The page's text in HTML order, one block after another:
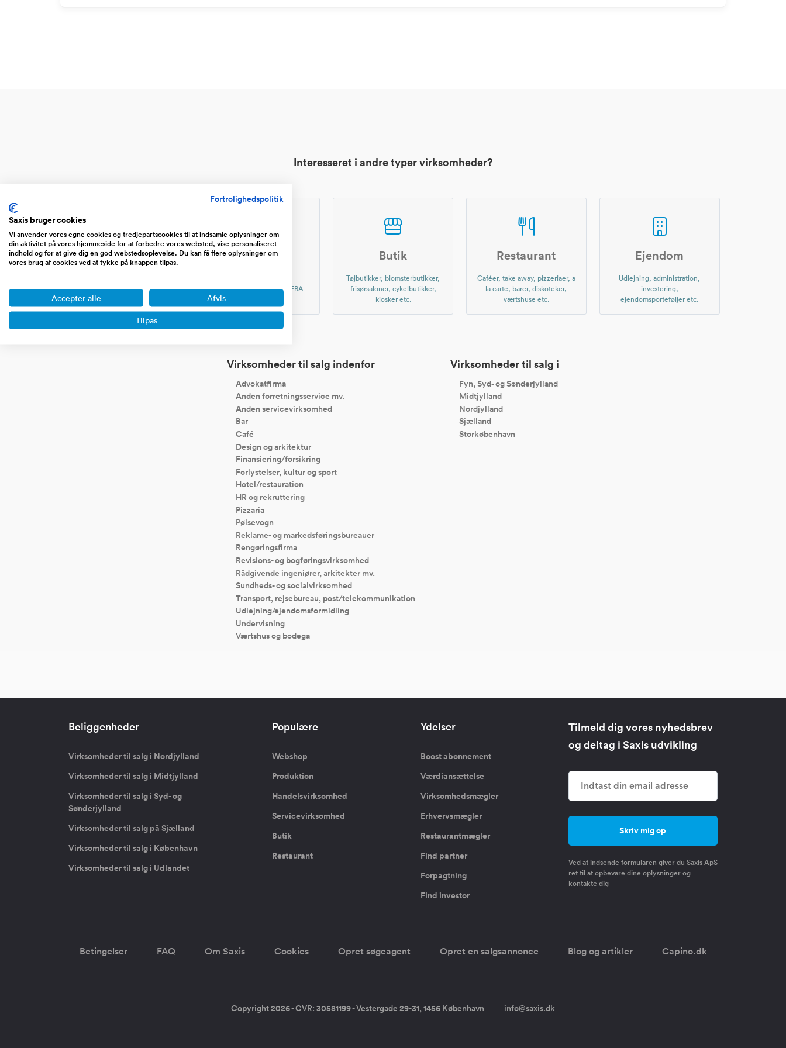
Interesseret i andre typer virksomheder?
Website
affiliate sites, blogs, saas,
markedspladser etc.
Webshop
dropshipping, Amazon FBA
Butik
Tøjbutikker, blomsterbutikker,
frisørsaloner, cykelbutikker,
kiosker etc.
Restaurant
Caféer, take away, pizzeriaer, a
la carte, barer, diskoteker,
værtshuse etc.
Ejendom
Udlejning, administration,
investering,
ejendomsporteføljer etc.
Virksomheder til salg indenfor
Advokatfirma
Anden forretningsservice mv.
Anden servicevirksomhed
Bar
Café
Design og arkitektur
Finansiering/forsikring
Forlystelser, kultur og sport
Hotel/restauration
HR og rekruttering
Pizzaria
Pølsevogn
Reklame- og markedsføringsbureauer
Rengøringsfirma
Revisions- og bogføringsvirksomhed
Rådgivende ingeniører, arkitekter mv.
Sundheds- og socialvirksomhed
Transport, rejsebureau, post/telekommunikation
Udlejning/ejendomsformidling
Undervisning
Værtshus og bodega
Virksomheder til salg i
Fyn, Syd- og Sønderjylland
Midtjylland
Nordjylland
Sjælland
Storkøbenhavn
Beliggenheder
Virksomheder til salg i Nordjylland
Virksomheder til salg i Midtjylland
Virksomheder til salg i Syd- og
Sønderjylland
Virksomheder til salg på Sjælland
Virksomheder til salg i København
Virksomheder til salg i Udlandet
Populære
Webshop
Produktion
Handelsvirksomhed
Servicevirksomhed
Butik
Restaurant
Ydelser
Boost abonnement
Værdiansættelse
Virksomhedsmægler
Erhvervsmægler
Restaurantmægler
Find partner
Forpagtning
Find investor
Tilmeld dig vores nyhedsbrev
og deltag i Saxis udvikling
Ved at indsende formularen giver du Saxis ApS
ret til at opbevare dine oplysninger og
kontakte dig
Betingelser FAQ Om Saxis Cookies Opret søgeagent Opret en salgsannonce Blog og artikler Capino.dk
Copyright 2026 - CVR: 30581199 - Vestergade 29-31, 1456 København info@saxis.dk
Fortrolighedspolitik
Saxis bruger cookies
Vi anvender vores egne cookies og tredjepartscookies til at indsamle oplysninger om
din aktivitet på vores hjemmeside for at forbedre vores websted, vise personaliseret
indhold og for at give dig en god webstedsoplevelse. Du kan få flere oplysninger om
vores brug af cookies ved at tykke på knappen tilpas.
Accepter alle Afvis
Tilpas